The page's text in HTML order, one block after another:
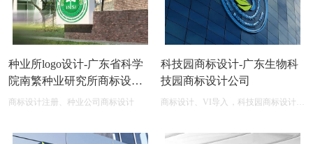
种业所logo设计-广东省科学
院南繁种业研究所商标设计
公司
商标设计注册、种业公司商标设计
科技园商标设计-广东生物科
技园商标设计公司
商标设计、VI导入，科技园商标设计在